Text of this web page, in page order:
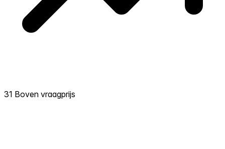
31 Boven vraagprijs